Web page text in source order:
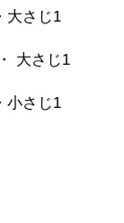
大さじ1
大さじ1
小さじ1